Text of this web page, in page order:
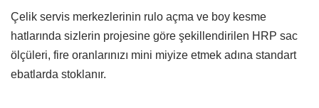
Çelik servis merkezlerinin rulo açma ve boy kesme
hatlarında sizlerin projesine göre şekillendirilen HRP sac
ölçüleri, fire oranlarınızı mini miyize etmek adına standart
ebatlarda stoklanır.